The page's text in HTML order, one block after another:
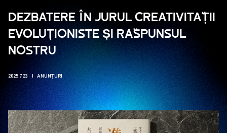
DEZBATERE ÎN JURUL CREATIVITĂȚII
EVOLUȚIONISTE ȘI RĂSPUNSUL
NOSTRU
2025.7.23 ANUNȚURI